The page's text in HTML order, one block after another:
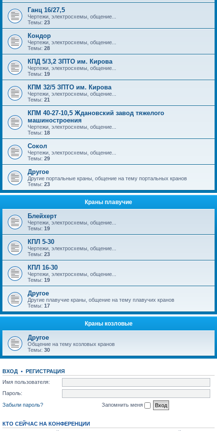
Ганц 16/27,5
Чертежи, электросхемы, общение...
Темы: 23
Кондор
Чертежи, электросхемы, общение...
Темы: 28
КПД 5/3,2 ЗПТО им. Кирова
Чертежи, электросхемы, общение...
Темы: 19
КПМ 32/5 ЗПТО им. Кирова
Чертежи, электросхемы, общение...
Темы: 21
КПМ 40-27-10,5 Ждановский завод тяжелого
машиностроения
Чертежи, электросхемы, общение...
Темы: 18
Сокол
Чертежи, электросхемы, общение...
Темы: 29
Другое
Другие портальные краны, общение на тему портальных кранов
Темы: 23
Краны плавучие
Блейхерт
Чертежи, электросхемы, общение...
Темы: 19
КПЛ 5-30
Чертежи, электросхемы, общение...
Темы: 23
КПЛ 16-30
Чертежи, электросхемы, общение...
Темы: 19
Другое
Другие плавучие краны, общение на тему плавучих кранов
Темы: 17
Краны козловые
Другое
Общение на тему козловых кранов
Темы: 30
ВХОД • РЕГИСТРАЦИЯ
Имя пользователя:
Пароль:
Забыли пароль?
Запомнить меня
КТО СЕЙЧАС НА КОНФЕРЕНЦИИ